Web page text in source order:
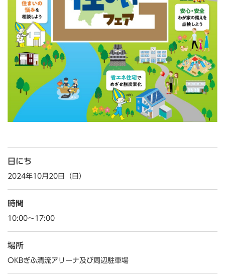
日にち
2024年10月20日（日）
時間
10:00～17:00
場所
OKBぎふ清流アリーナ及び周辺駐車場